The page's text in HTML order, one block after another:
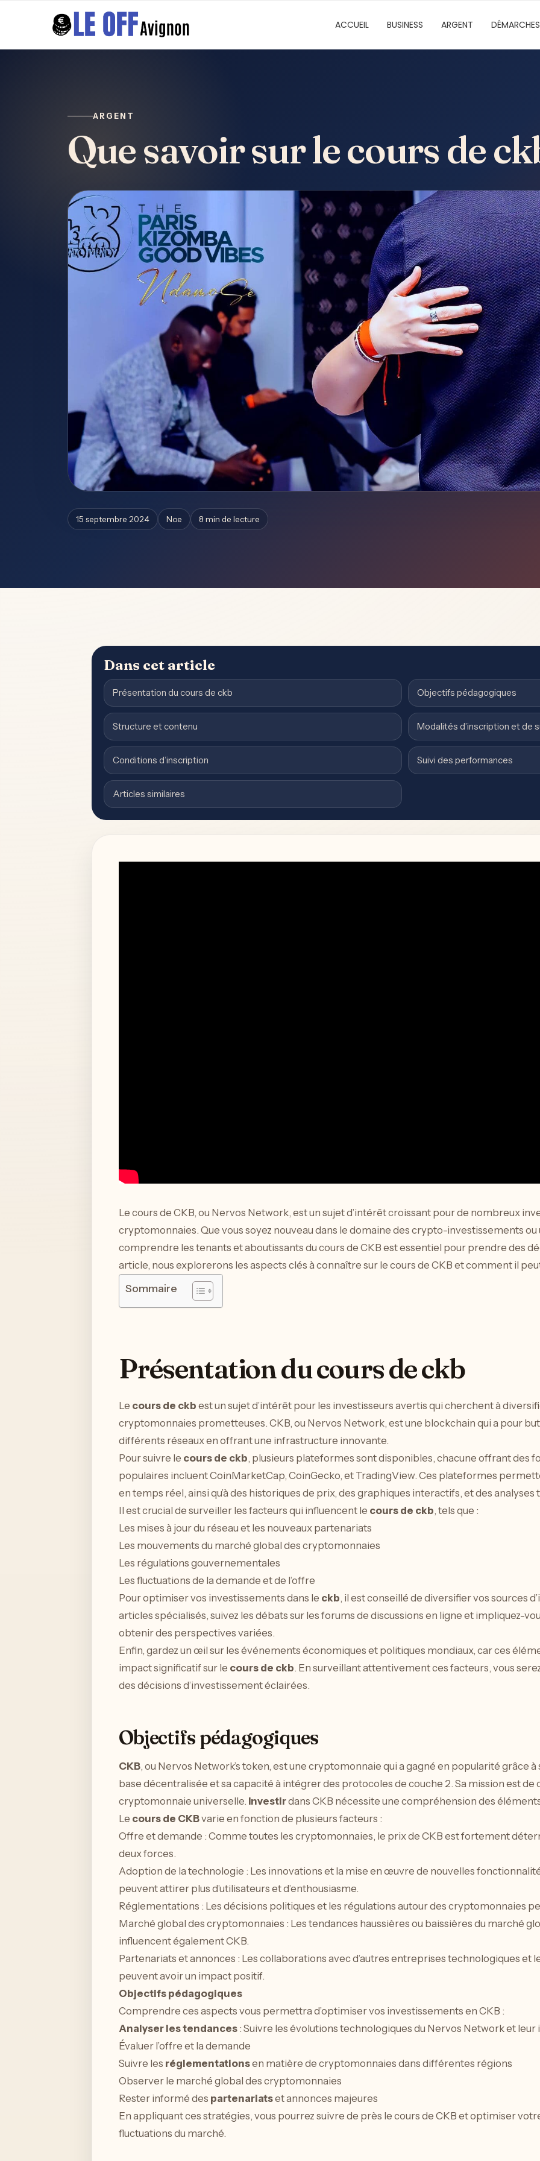
ACCUEIL BUSINESS ARGENT DÉMARCHES
ARGENT
Que savoir sur le cours de
15 septembre 2024 Noe 8 min de lecture
Dans cet article
Présentation du cours de ckb Objectifs pédagogiques
Structure et contenu Modalités d’inscription et de
Conditions d’inscription Suivi des performances
Articles similaires
Le cours de CKB, ou Nervos Network, est un sujet d’intérêt croissant pour de nombreux
cryptomonnaies. Que vous soyez nouveau dans le domaine des crypto-investissements
comprendre les tenants et aboutissants du cours de CKB est essentiel pour prendre des
article, nous explorerons les aspects clés à connaître sur le cours de CKB et comment il
Sommaire
Présentation du cours de ckb
Le cours de ckb est un sujet d’intérêt pour les investisseurs avertis qui cherchent à
cryptomonnaies prometteuses. CKB, ou Nervos Network, est une blockchain qui a pour
différents réseaux en offrant une infrastructure innovante.
Pour suivre le cours de ckb, plusieurs plateformes sont disponibles, chacune offrant des
populaires incluent CoinMarketCap, CoinGecko, et TradingView. Ces plateformes
en temps réel, ainsi qu’à des historiques de prix, des graphiques interactifs, et des analyses
Il est crucial de surveiller les facteurs qui influencent le cours de ckb, tels que :
Les mises à jour du réseau et les nouveaux partenariats
Les mouvements du marché global des cryptomonnaies
Les régulations gouvernementales
Les fluctuations de la demande et de l’offre
Pour optimiser vos investissements dans le ckb, il est conseillé de diversifier vos sources
articles spécialisés, suivez les débats sur les forums de discussions en ligne et impliquez-
obtenir des perspectives variées.
Enfin, gardez un œil sur les événements économiques et politiques mondiaux, car ces
impact significatif sur le cours de ckb. En surveillant attentivement ces facteurs, vous
des décisions d’investissement éclairées.
Objectifs pédagogiques
CKB, ou Nervos Network’s token, est une cryptomonnaie qui a gagné en popularité grâce
base décentralisée et sa capacité à intégrer des protocoles de couche 2. Sa mission est
cryptomonnaie universelle. Investirdans CKB nécessite une compréhension des
Le cours de CKBvarie en fonction de plusieurs facteurs :
Offre et demande : Comme toutes les cryptomonnaies, le prix de CKB est fortement
deux forces.
Adoption de la technologie : Les innovations et la mise en œuvre de nouvelles
peuvent attirer plus d’utilisateurs et d’enthousiasme.
Réglementations : Les décisions politiques et les régulations autour des cryptomonnaies
Marché global des cryptomonnaies : Les tendances haussières ou baissières du marché
influencent également CKB.
Partenariats et annonces : Les collaborations avec d’autres entreprises technologiques et
peuvent avoir un impact positif.
Objectifs pédagogiques
Comprendre ces aspects vous permettra d’optimiser vos investissements en CKB :
Analyser les tendances : Suivre les évolutions technologiques du Nervos Network et
Évaluer l’offre et la demande
Suivre les réglementationsen matière de cryptomonnaies dans différentes régions
Observer le marché global des cryptomonnaies
Rester informé des partenariatset annonces majeures
En appliquant ces stratégies, vous pourrez suivre de près le cours de CKB et optimiser
fluctuations du marché.